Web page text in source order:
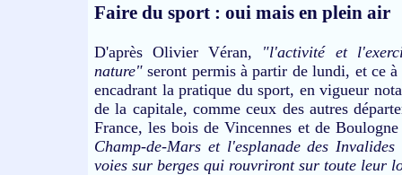
Faire du sport : oui mais en plein air
D'après Olivier Véran, "l'activité et
nature" seront permis à partir de lundi, et ce
encadrant la pratique du sport, en vigueur
de la capitale, comme ceux des autres
France, les bois de Vincennes et de
Champ-de-Mars et l'esplanade des
voies sur berges qui rouvriront sur toute leur